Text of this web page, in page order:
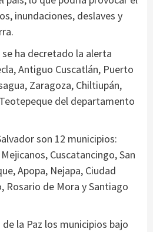
inundaciones, deslaves y
ha decretado la alerta
Antiguo Cuscatlán, Puerto
Zaragoza, Chiltiupán,
del departamento
son 12 municipios:
Cuscatancingo, San
Apopa, Nejapa, Ciudad
Rosario de Mora y Santiago
la Paz los municipios bajo